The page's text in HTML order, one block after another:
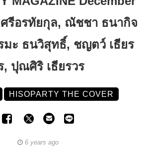
ศรีอรทัยกุล, ณัชชา ธนากิจ
มะ ธนวิสุทธิ์, ชญตว์ เธียร
, ปุณศิริ เธียรวร
HISOPARTY THE COVER
6 years ago